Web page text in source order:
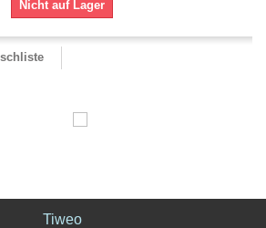
Nicht auf Lager
Tiweo